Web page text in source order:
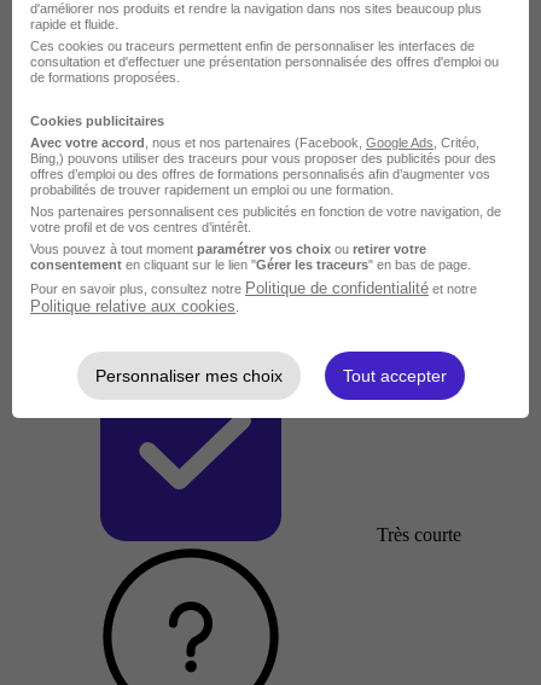
Très courte
d'améliorer nos produits et rendre la navigation dans nos sites beaucoup plus
rapide et fluide.
Ces cookies ou traceurs permettent enfin de personnaliser les interfaces de
consultation et d'effectuer une présentation personnalisée des offres d'emploi ou
de formations proposées.
Cookies publicitaires
Avec votre accord , nous et nos partenaires (Facebook, Google Ads , Critéo,
Bing,) pouvons utiliser des traceurs pour vous proposer des publicités pour des
offres d’emploi ou des offres de formations personnalisés afin d’augmenter vos
probabilités de trouver rapidement un emploi ou une formation.
Nos partenaires personnalisent ces publicités en fonction de votre navigation, de
votre profil et de vos centres d’intérêt.
Vous pouvez à tout moment paramétrer vos choix ou retirer votre
consentement en cliquant sur le lien "Gérer les traceurs" en bas de page.
Pour en savoir plus, consultez notre Politique de confidentialité et notre
Politique relative aux cookies
Personnaliser mes choix Tout accepter